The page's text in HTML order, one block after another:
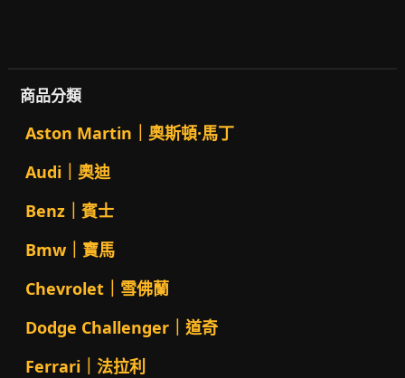
商品分類
Aston Martin｜奧斯頓·馬丁
Audi｜奧迪
Benz｜賓士
Bmw｜寶馬
Chevrolet｜雪佛蘭
Dodge Challenger｜道奇
Ferrari｜法拉利